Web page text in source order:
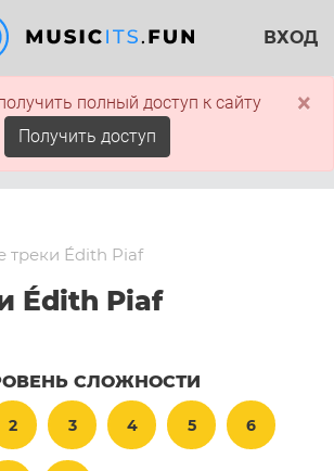
ВХОД
×
полный доступ к сайту
Получить доступ
треки Édith Piaf
Édith Piaf
СЛОЖНОСТИ
2 3 4 5 6